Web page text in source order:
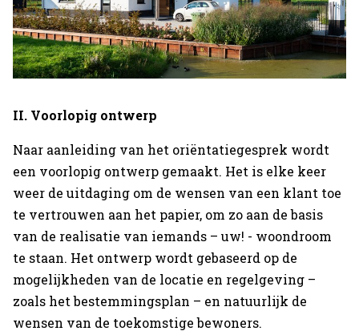
II. Voorlopig ontwerp
Naar aanleiding van het oriëntatiegesprek wordt
een voorlopig ontwerp gemaakt. Het is elke keer
weer de uitdaging om de wensen van een klant toe
te vertrouwen aan het papier, om zo aan de basis
van de realisatie van iemands – uw! - woondroom
te staan. Het ontwerp wordt gebaseerd op de
mogelijkheden van de locatie en regelgeving –
zoals het bestemmingsplan – en natuurlijk de
wensen van de toekomstige bewoners.